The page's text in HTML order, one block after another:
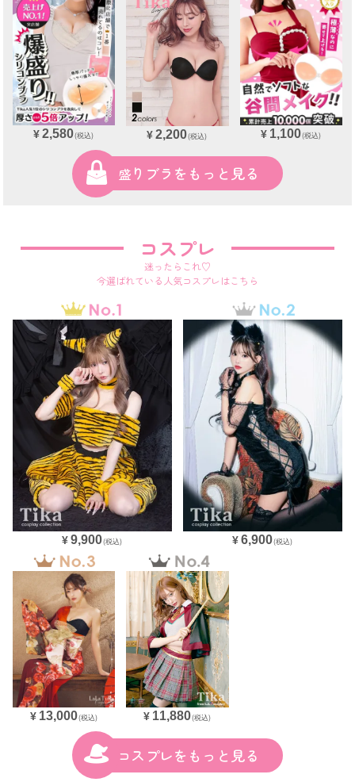
¥ 2,580(税込) ¥ 2,200(税込) ¥ 1,100(税込)
盛りブラをもっと見る
コスプレ
迷ったらこれ♡
今選ばれている人気コスプレはこちら
¥ 9,900(税込) ¥6,900(税込)
¥ 13,000(税込) ¥ 11,880(税込)
コスプレをもっと見る